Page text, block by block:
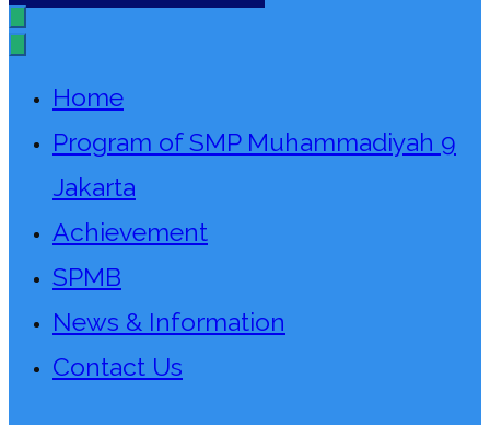
Home
Program of SMP Muhammadiyah 9
Jakarta
Achievement
SPMB
News & Information
Contact Us